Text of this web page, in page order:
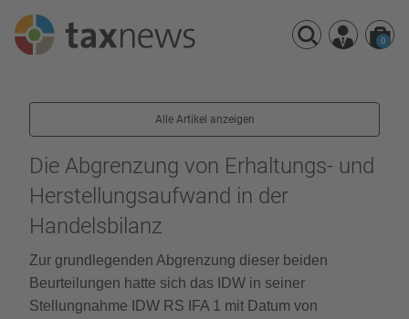
Webinare
0
Alle Artikel anzeigen
Die Abgrenzung von Erhaltungs- und
Herstellungsaufwand in der
Handelsbilanz
Zur grundlegenden Abgrenzung dieser beiden
Beurteilungen hatte sich das IDW in seiner
Stellungnahme IDW RS IFA 1 mit Datum von